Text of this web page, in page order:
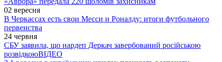
02 вересня
В Черкассах есть свои Месси и Роналду: итоги футбольного
первенства
24 червня
СБУ заявила, що нардеп Деркач завербований російською
розвідкоюВІДЕО